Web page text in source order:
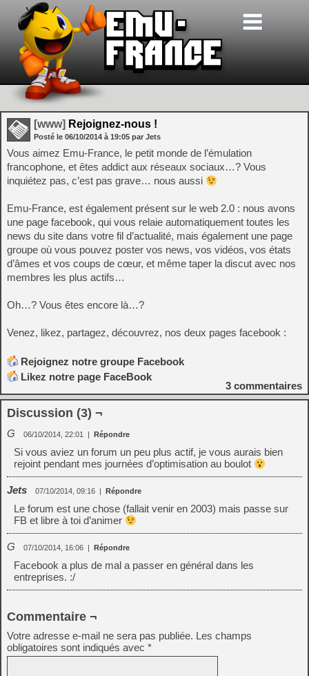
[www] Rejoignez-nous !
Posté le 06/10/2014 à 19:05 par Jets
Vous aimez Emu-France, le petit monde de l’émulation
francophone, et êtes addict aux réseaux sociaux…? Vous
inquiétez pas, c’est pas grave… nous aussi
Emu-France, est également présent sur le web 2.0 : nous avons
une page facebook, qui vous relaie automatiquement toutes les
news du site dans votre fil d’actualité, mais également une page
groupe où vous pouvez poster vos news, vos vidéos, vos états
d’âmes et vos coups de cœur, et même taper la discut avec nos
membres les plus actifs…
Oh…? Vous êtes encore là…?
Venez, likez, partagez, découvrez, nos deux pages facebook :
Rejoignez notre groupe Facebook
Likez notre page FaceBook
3 commentaires
Discussion (3) ¬
G 06/10/2014, 22:01 | Répondre
Si vous aviez un forum un peu plus actif, je vous aurais bien
rejoint pendant mes journées d’optimisation au boulot
Jets 07/10/2014, 09:16 | Répondre
Le forum est une chose (fallait venir en 2003) mais passe sur
FB et libre à toi d’animer
G 07/10/2014, 16:06 | Répondre
Facebook a plus de mal a passer en général dans les
entreprises. :/
Commentaire ¬
Votre adresse e-mail ne sera pas publiée. Les champs
obligatoires sont indiqués avec *